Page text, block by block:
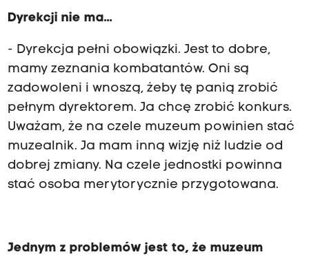
Dyrekcji nie ma...
- Dyrekcja pełni obowiązki. Jest to dobre,
mamy zeznania kombatantów. Oni są
zadowoleni i wnoszą, żeby tę panią zrobić
pełnym dyrektorem. Ja chcę zrobić konkurs.
Uważam, że na czele muzeum powinien stać
muzealnik. Ja mam inną wizję niż ludzie od
dobrej zmiany. Na czele jednostki powinna
stać osoba merytorycznie przygotowana.
Jednym z problemów jest to, że muzeum